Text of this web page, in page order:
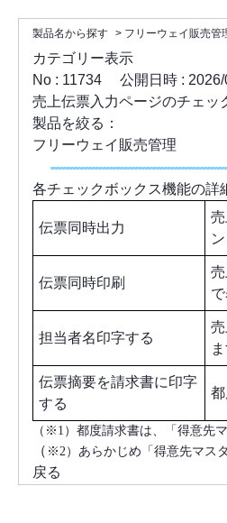
製品名から探す > フリーウェイ販売管
カテゴリー表示
No : 11734
公開日時 :
売上伝票入力ページのチェッ
製品を絞る：
フリーウェイ販売管理
各チェックボックス機能の詳
伝票同時出力
伝票同時印刷
担当者名印字する
伝票摘要を請求書に印字
する
（※1）都度請求書は、「得意先
（ ※2）あらかじめ「得意先マス
戻る